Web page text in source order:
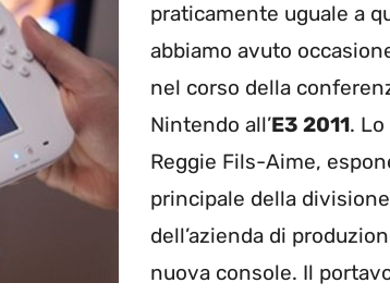
praticamente uguale a
abbiamo avuto
nel corso della
Nintendo all’E3 2011.
Reggie Fils-Aime,
principale della
dell’azienda di
nuova console. Il